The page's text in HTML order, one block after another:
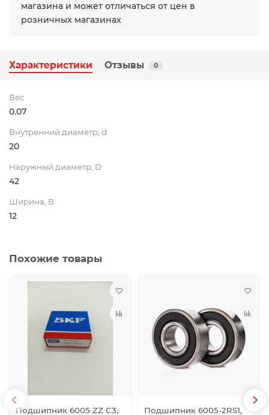
магазина и может отличаться от цен в
розничных магазинах
Характеристики Отзывы 0
Вес
0.07
Внутренний диаметр, d
20
Наружный диаметр, D
42
Ширина, B
12
Похожие товары
Подшипник 6005 ZZ C3, Подшипник 6005-2RS1,